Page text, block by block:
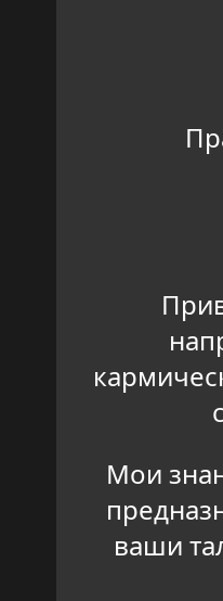
Мои
ваши